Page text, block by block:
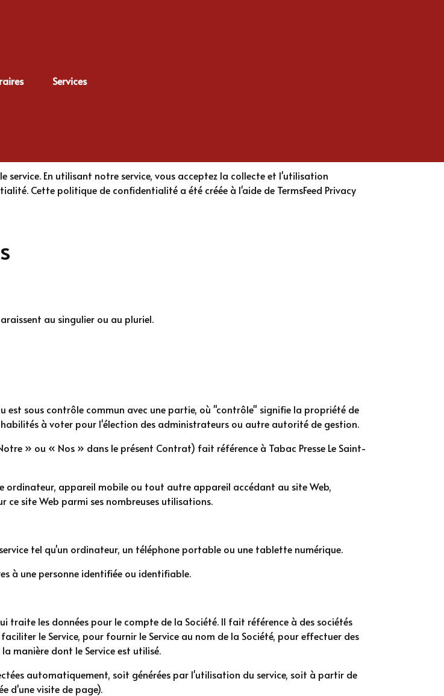
Services
service. En utilisant notre service, vous acceptez la collecte et l'utilisation
Cette politique de confidentialité a été créée à l'aide de TermsFeed Privacy
au singulier ou au pluriel.
sous contrôle commun avec une partie, où "contrôle" signifie la propriété de
à voter pour l'élection des administrateurs ou autre autorité de gestion.
» ou « Nos » dans le présent Contrat) fait référence à Tabac Presse Le Saint-
ordinateur, appareil mobile ou tout autre appareil accédant au site Web,
site Web parmi ses nombreuses utilisations.
tel qu'un ordinateur, un téléphone portable ou une tablette numérique.
à une personne identifiée ou identifiable.
traite les données pour le compte de la Société. Il fait référence à des sociétés
le Service, pour fournir le Service au nom de la Société, pour effectuer des
manière dont le Service est utilisé.
automatiquement, soit générées par l'utilisation du service, soit à partir de
d'une visite de page).